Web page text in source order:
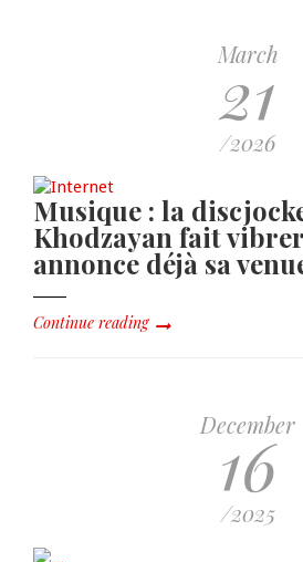
March
21
/2026
Musique : la
Khodzayan fait
annonce déjà sa
Continue reading
December
16
/2025